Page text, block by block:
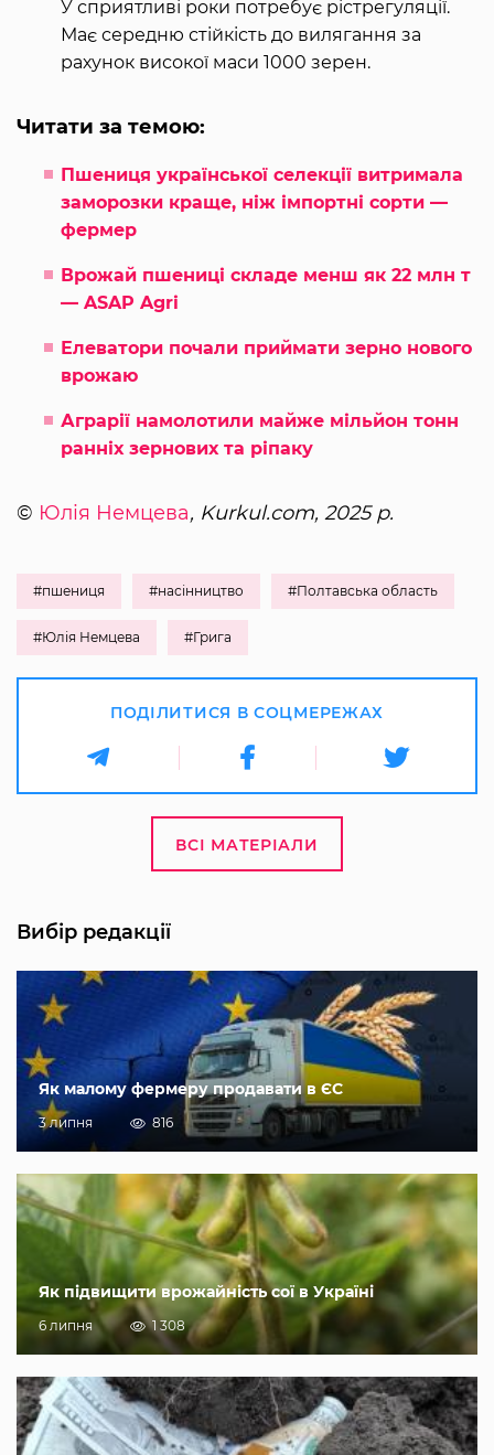
У сприятливі роки потребує рістрегуляції.
Має середню стійкість до вилягання за
рахунок високої маси 1000 зерен.
Читати за темою:
Пшениця української селекції витримала
заморозки краще, ніж імпортні сорти —
фермер
Врожай пшениці складе менш як 22 млн т
— ASAP Agri
Елеватори почали приймати зерно нового
врожаю
Аграрії намолотили майже мільйон тонн
ранніх зернових та ріпаку
© Юлія Немцева, Kurkul.com, 2025 р.
#пшениця #насінництво #Полтавська область
#Юлія Немцева #Грига
ПОДІЛИТИСЯ В СОЦМЕРЕЖАХ
ВСІ МАТЕРІАЛИ
Вибір редакції
Як малому фермеру продавати в ЄС
3 липня 816
Як підвищити врожайність сої в Україні
6 липня 1 308